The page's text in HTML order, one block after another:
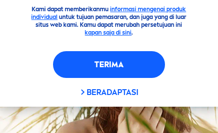
Kami dapat memberikanmuinformasi mengenai produk
individual untuk tujuan pemasaran, dan juga yang di luar
situs web kami. Kamu dapat merubah persetujuan ini
kapan saja di sini.
TERIMA
BERADAPTASI